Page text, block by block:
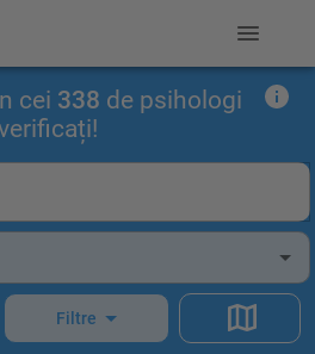
cei 338 de psihologi
Filtre